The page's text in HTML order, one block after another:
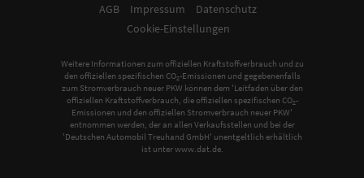
AGB
Impressum
Datenschutz
Cookie-Einstellungen
Weitere Informationen zum offiziellen Kraftstoffverbrauch und zu
den offiziellen spezifischen CO2-Emissionen und gegebenenfalls
zum Stromverbrauch neuer PKW können dem 'Leitfaden über den
offiziellen Kraftstoffverbrauch, die offiziellen spezifischen CO2-
Emissionen und den offiziellen Stromverbrauch neuer PKW'
entnommen werden, der an allen Verkaufsstellen und bei der
'Deutschen Automobil Treuhand GmbH' unentgeltlich erhältlich
ist unter www.dat.de.